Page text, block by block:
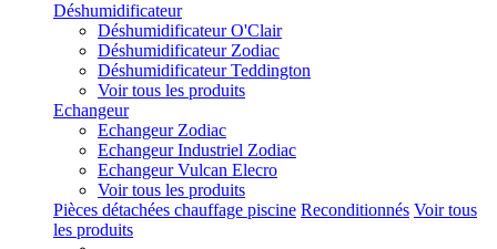
Déshumidificateur
Déshumidificateur O'Clair
Déshumidificateur Zodiac
Déshumidificateur Teddington
Voir tous les produits
Echangeur
Echangeur Zodiac
Echangeur Industriel Zodiac
Echangeur Vulcan Elecro
Voir tous les produits
Pièces détachées chauffage piscine Reconditionnés Voir tous
les produits